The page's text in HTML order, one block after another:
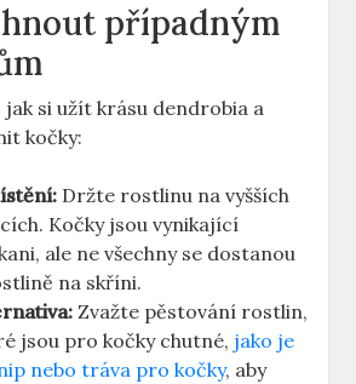
případným
si užít krásu dendrobia a
kočky:
Držte rostlinu na vyšších
Kočky jsou vynikající
ale ne všechny se dostanou
na skříni.
Zvažte pěstování rostlin,
jsou pro kočky chutné, jako je
nebo tráva pro kočky, aby